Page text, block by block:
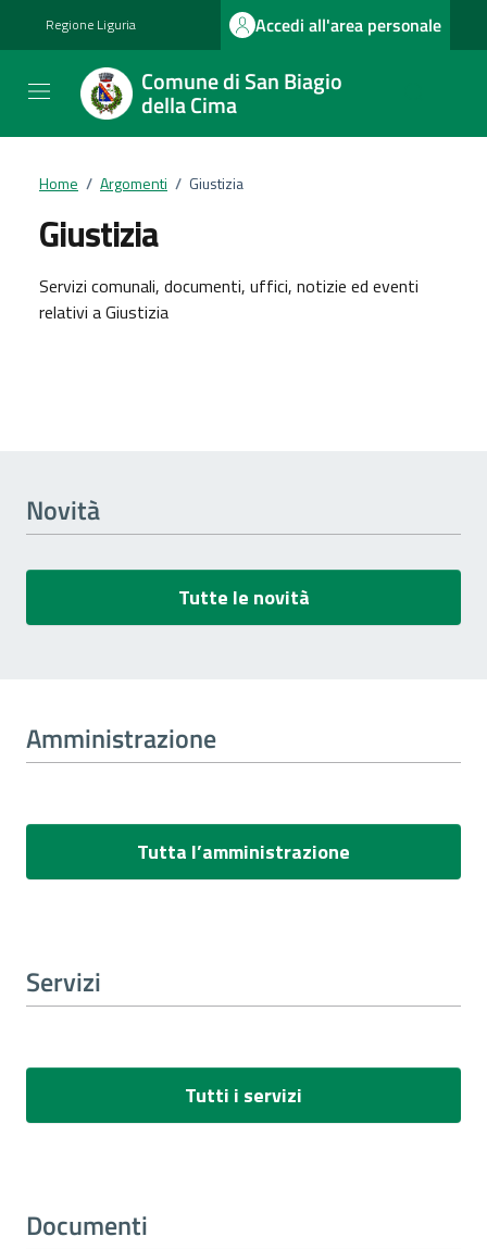
Regione Liguria Accedi all'area personale
Comune di San Biagio
della Cima
Home / Argomenti / Giustizia
Giustizia
Dettagli dell'argomento
Servizi comunali, documenti, uffici, notizie ed eventi
relativi a Giustizia
Novità
Tutte le novità
Amministrazione
Tutta l’amministrazione
Servizi
Tutti i servizi
Documenti